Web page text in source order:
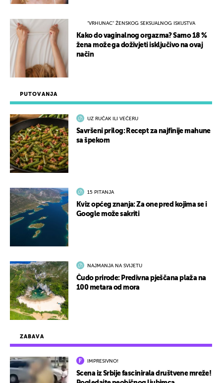
ZABAVA
IMPRESIVNO!
Scena iz Srbije fascinirala društvene mreže!
PUTOVANJA
UZ RUČAK ILI VEČERU
Savršeni prilog: Recept za najfinije mahune
sa špekom
15 PITANJA
Kviz općeg znanja: Za one pred kojima se i
Google može sakriti
NAJMANJA NA SVIJETU
Čudo prirode: Predivna pješčana plaža na
100 metara od mora
"VRHUNAC" ŽENSKOG SEKSUALNOG ISKUSTVA
Kako do vaginalnog orgazma? Samo 18 %
žena može ga doživjeti isključivo na ovaj
način